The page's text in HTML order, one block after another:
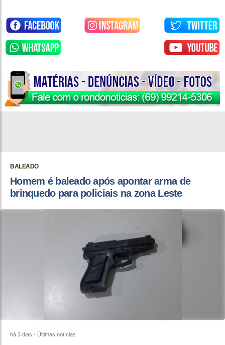
BALEADO
Homem é baleado após apontar arma de
brinquedo para policiais na zona Leste
há 3 dias - Últimas notícias